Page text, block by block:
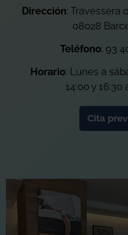
Dirección: Travessera
08028
Teléfono: 93
Horario: Lunes a
14:00 y 16:30
Cita